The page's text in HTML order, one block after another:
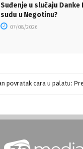
Suđenje u slučaju Danke
sudu u Negotinu?
07/08/2026